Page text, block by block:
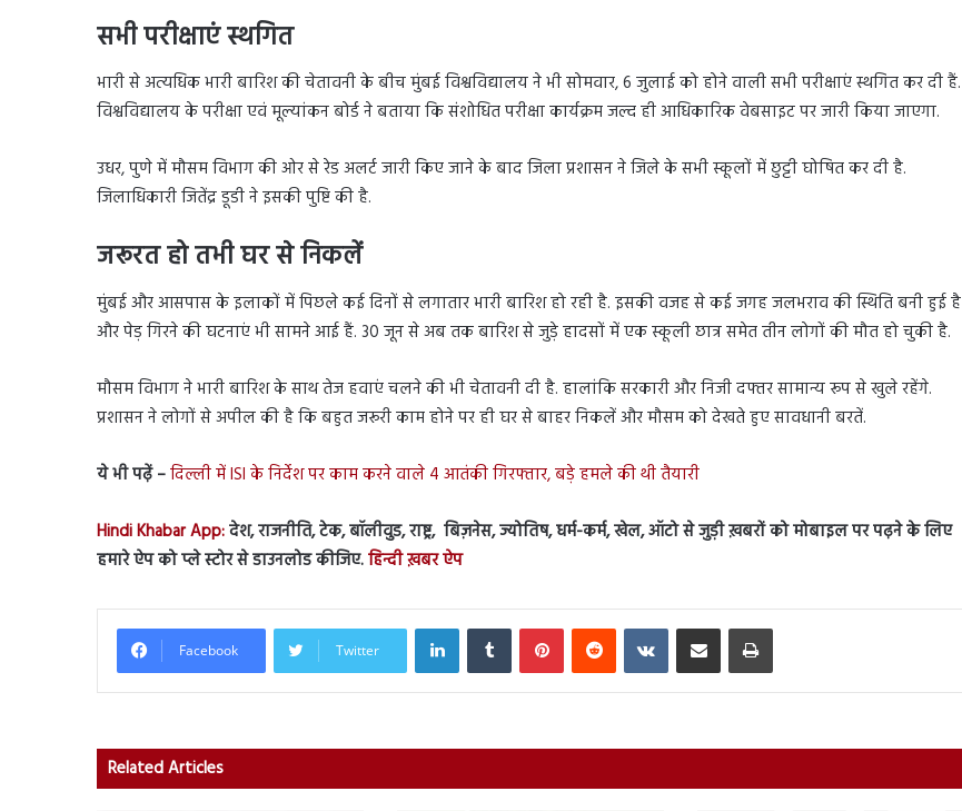
सभी परीक्षाएं स्थगित
भारी से अत्यधिक भारी बारिश की चेतावनी के बीच मुंबई विश्वविद्यालय ने भी सोमवार, 6 जुलाई को होने वाली सभी परीक्षाएं स्थगित कर दी हैं.
विश्वविद्यालय के परीक्षा एवं मूल्यांकन बोर्ड ने बताया कि संशोधित परीक्षा कार्यक्रम जल्द ही आधिकारिक वेबसाइट पर जारी किया जाएगा.
उधर, पुणे में मौसम विभाग की ओर से रेड अलर्ट जारी किए जाने के बाद जिला प्रशासन ने जिले के सभी स्कूलों में छुट्टी घोषित कर दी है.
जिलाधिकारी जितेंद्र डूडी ने इसकी पुष्टि की है.
जरूरत हो तभी घर से निकलें
मुंबई और आसपास के इलाकों में पिछले कई दिनों से लगातार भारी बारिश हो रही है. इसकी वजह से कई जगह जलभराव की स्थिति बनी हुई है
और पेड़ गिरने की घटनाएं भी सामने आई हैं. 30 जून से अब तक बारिश से जुड़े हादसों में एक स्कूली छात्र समेत तीन लोगों की मौत हो चुकी है.
मौसम विभाग ने भारी बारिश के साथ तेज हवाएं चलने की भी चेतावनी दी है. हालांकि सरकारी और निजी दफ्तर सामान्य रूप से खुले रहेंगे.
प्रशासन ने लोगों से अपील की है कि बहुत जरूरी काम होने पर ही घर से बाहर निकलें और मौसम को देखते हुए सावधानी बरतें.
ये भी पढ़ें –दिल्ली में ISI के निर्देश पर काम करने वाले 4 आतंकी गिरफ्तार, बड़े हमले की थी तैयारी
Hindi Khabar App:देश, राजनीति, टेक, बॉलीवुड, राष्ट्र, बिज़नेस, ज्योतिष, धर्म-कर्म, खेल, ऑटो से जुड़ी ख़बरों को मोबाइल पर पढ़ने के लिए
हमारे ऐप को प्ले स्टोर से डाउनलोड कीजिए.हिन्दी ख़बर ऐप
Facebook Twitter
LinkedInTumblr PinterestReddit VKontakteShare via Email Print
Related Articles